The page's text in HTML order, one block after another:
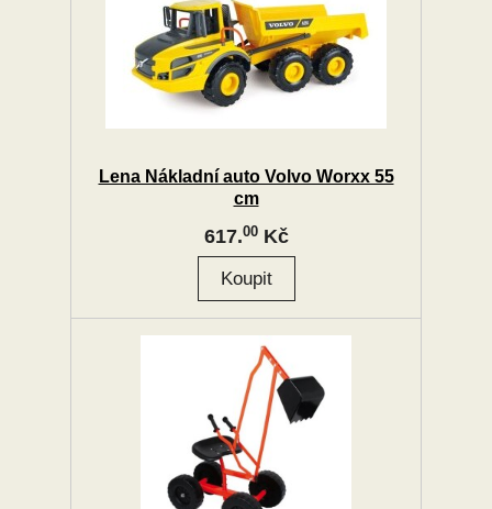
Lena Nákladní auto Volvo Worxx 55
cm
617.00Kč